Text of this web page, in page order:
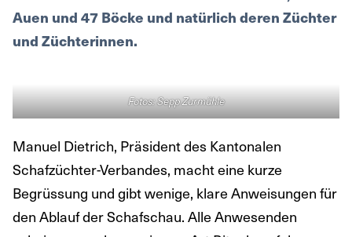
Auen und 47 Böcke und natürlich deren Züchter
und Züchterinnen.
Fotos: Sepp Zurmühle
Manuel Dietrich, Präsident des Kantonalen
Schafzüchter-Verbandes, macht eine kurze
Begrüssung und gibt wenige, klare Anweisungen für
den Ablauf der Schafschau. Alle Anwesenden